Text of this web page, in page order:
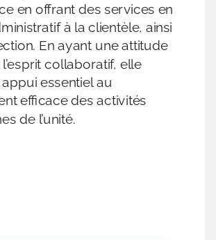
en offrant des services en
à la clientèle, ainsi
En ayant une attitude
collaboratif, elle
essentiel au
efficace des activités
de l’unité.